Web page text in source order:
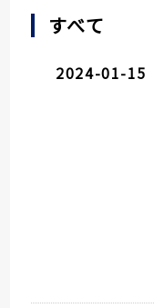
すべて
2024-01-15